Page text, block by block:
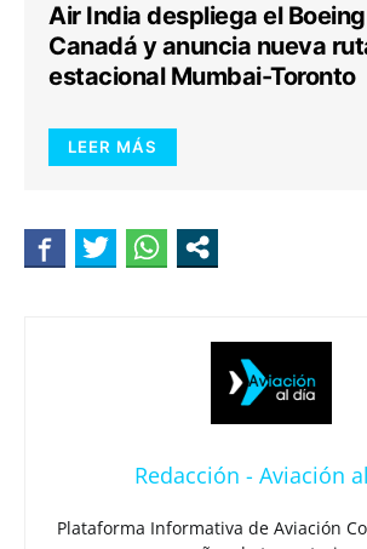
Air India despliega el
Canadá y anuncia nueva
estacional Mumbai-Toronto
LEER MÁS
Redacción - Aviación
Plataforma Informativa de Aviación